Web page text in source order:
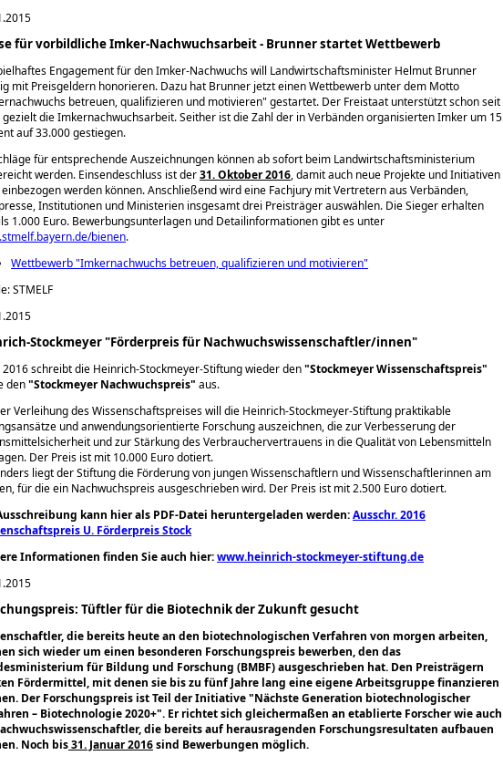
für vorbildliche Imker-Nachwuchsarbeit - Brunner startet Wettbewerb
Engagement für den Imker-Nachwuchs will Landwirtschaftsminister Helmut Brunner
mit Preisgeldern honorieren. Dazu hat Brunner jetzt einen Wettbewerb unter dem Motto
betreuen, qualifizieren und motivieren gestartet. Der Freistaat unterstützt schon seit
gezielt die Imkernachwuchsarbeit. Seither ist die Zahl der in Verbänden organisierten Imker um 15
auf 33.000 gestiegen.
für entsprechende Auszeichnungen können ab sofort beim Landwirtschaftsministerium
werden. Einsendeschluss ist der31. Oktober 2016, damit auch neue Projekte und Initiativen
einbezogen werden können. Anschließend wird eine Fachjury mit Vertretern aus Verbänden,
Institutionen und Ministerien insgesamt drei Preisträger auswählen. Die Sieger erhalten
1.000 Euro. Bewerbungsunterlagen und Detailinformationen gibt es unter
bienen.
Wettbewerb "Imkernachwuchs betreuen, qualifizieren und motivieren"
STMELF
Stockmeyer "Förderpreis für Nachwuchswissenschaftler/innen"
2016 schreibt die Heinrich-Stockmeyer-Stiftung wieder den Stockmeyer Wissenschaftspreis
den Stockmeyer Nachwuchspreis aus.
Verleihung des Wissenschaftspreises will die Heinrich-Stockmeyer-Stiftung praktikable
und anwendungsorientierte Forschung auszeichnen, die zur Verbesserung der
und zur Stärkung des Verbrauchervertrauens in die Qualität von Lebensmitteln
Der Preis ist mit 10.000 Euro dotiert.
liegt der Stiftung die Förderung von jungen Wissenschaftlern und Wissenschaftlerinnen am
für die ein Nachwuchspreis ausgeschrieben wird. Der Preis ist mit 2.500 Euro dotiert.
kann hier als PDF-Datei heruntergeladen werden:Ausschr. 2016
U. Förderpreis Stock
Informationen finden Sie auch hier:www.heinrich-stockmeyer-stiftung.de
Tüftler für die Biotechnik der Zukunft gesucht
die bereits heute an den biotechnologischen Verfahren von morgen arbeiten,
sich wieder um einen besonderen Forschungspreis bewerben, den das
für Bildung und Forschung (BMBF) ausgeschrieben hat. Den Preisträgern
Fördermittel, mit denen sie bis zu fünf Jahre lang eine eigene Arbeitsgruppe finanzieren
Der Forschungspreis ist Teil der Initiative Nächste Generation biotechnologischer
– Biotechnologie 2020+ . Er richtet sich gleichermaßen an etablierte Forscher wie auch
die bereits auf herausragenden Forschungsresultaten aufbauen
Noch bis31. Januar 2016sind Bewerbungen möglich.